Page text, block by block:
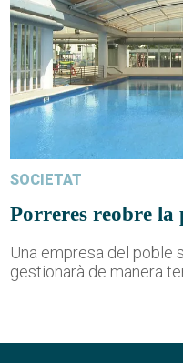
SOCIETAT
Porreres reobre la
Una empresa del poble
gestionarà de manera